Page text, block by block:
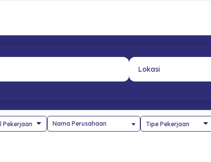
Nama Perusahaan